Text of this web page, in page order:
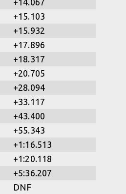
+14.067
+15.103
+15.932
+17.896
+18.317
+20.705
+28.094
+33.117
+43.400
+55.343
+1:16.513
+1:20.118
+5:36.207
DNF